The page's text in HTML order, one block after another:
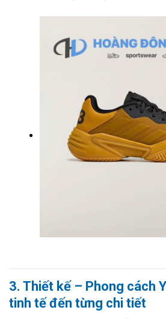
3. Thiết kế – Phong cách
tinh tế đến từng chi tiết